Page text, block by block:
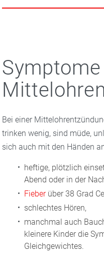
Entzündungen der
Mittelohrentzündungen sind
Bei einer
trinken wenig, sind müde,
sich auch mit den Händen
heftige, plötzlich
Abend oder in der
Fieberüber 38 Grad
schlechtes Hören,
manchmal auch
kleinere Kinder die
Gleichgewichtes.